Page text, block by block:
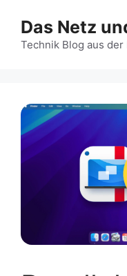
Inhalt
springen
Das Netz
Technik Blog aus der